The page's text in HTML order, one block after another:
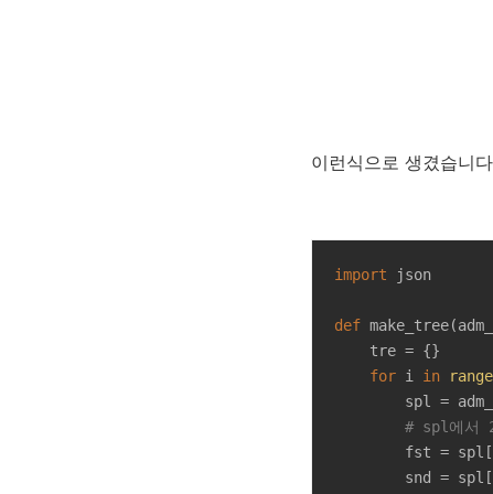
이런식으로 생겼습니
import json
def make_tree(
    tre = {}
for i in range
spl =
# spl에서
        fst = spl[
        snd = spl[